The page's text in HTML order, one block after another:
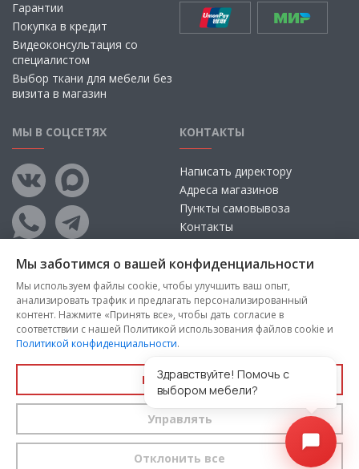
Гарантии
Покупка в кредит
Видеоконсультация со
специалистом
Выбор ткани для мебели без
визита в магазин
МЫ В СОЦСЕТЯХ КОНТАКТЫ
Написать директору
Адреса магазинов
Пункты самовывоза
Контакты
Copyright © 2026, ООО «100 Диванов» — Все права защищены
Администрация Сайта не несет ответственности за
размещаемые Пользователями материалы, их содержание,
качество.
политики конфиденциальностии
пользовательского соглашениякаждый раз, когда оставляете
свои данные в любой форме обратной связи на сайте
Мы заботимся о вашей конфиденциальности
Мы используем файлы cookie, чтобы улучшить ваш опыт,
анализировать трафик и предлагать персонализированный
контент. Нажмите «Принять все», чтобы дать согласие в
соответствии с нашей Политикой использования файлов cookie и
Политикой конфиденциальности.
Принять все
Управлять
Отклонить все
Здравствуйте! Помочь с
выбором мебели?